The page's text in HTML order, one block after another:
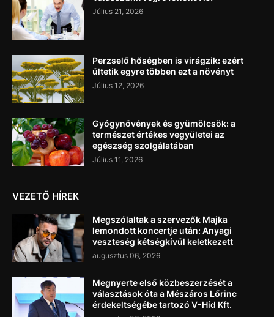
Július 21, 2026
Perzselő hőségben is virágzik: ezért
ültetik egyre többen ezt a növényt
Július 12, 2026
Gyógynövények és gyümölcsök: a
természet értékes vegyületei az
egészség szolgálatában
Július 11, 2026
VEZETŐ HÍREK
Megszólaltak a szervezők Majka
lemondott koncertje után: Anyagi
veszteség kétségkívül keletkezett
augusztus 06, 2026
Megnyerte első közbeszerzését a
választások óta a Mészáros Lőrinc
érdekeltségébe tartozó V-Híd Kft.